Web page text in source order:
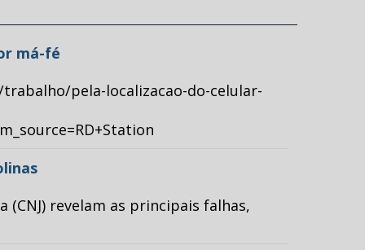
má-fé
pela-localizacao-do-celular-
revelam as principais falhas,